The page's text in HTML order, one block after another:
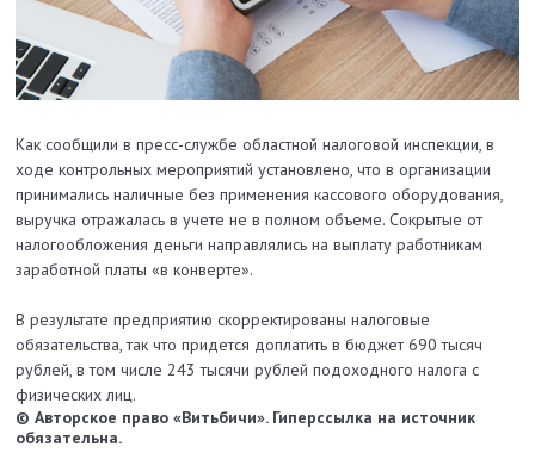
Как сообщили в пресс-службе областной налоговой инспекции, в
ходе контрольных мероприятий установлено, что в организации
принимались наличные без применения кассового оборудования,
выручка отражалась в учете не в полном объеме. Сокрытые от
налогообложения деньги направлялись на выплату работникам
заработной платы «в конверте».
В результате предприятию скорректированы налоговые
обязательства, так что придется доплатить в бюджет 690 тысяч
рублей, в том числе 243 тысячи рублей подоходного налога с
физических лиц.
© Авторское право «Витьбичи». Гиперссылка на источник
обязательна.